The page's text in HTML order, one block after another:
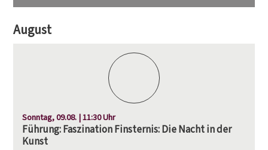
August
Sonntag, 09.08. | 11:30 Uhr
Führung: Faszination Finsternis: Die Nacht in der
Kunst